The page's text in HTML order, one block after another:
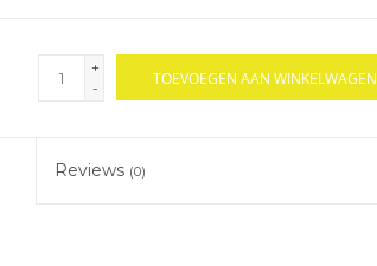
+
-
TOEVOEGEN AAN WINKELWAGEN
Reviews (0)